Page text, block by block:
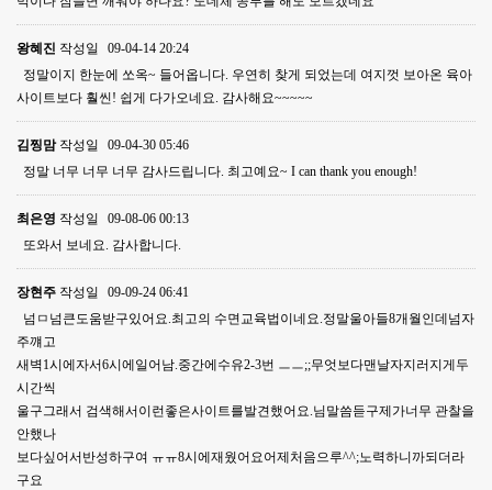
왕혜진 작성일
09-04-14 20:24
정말이지 한눈에 쏘옥~ 들어옵니다. 우연히 찾게 되었는데 여지껏 보아온 육아
사이트보다 훨씬! 쉽게 다가오네요. 감사해요~~~~~
김찡맘 작성일
09-04-30 05:46
정말 너무 너무 너무 감사드립니다. 최고예요~ I can thank you enough!
최은영 작성일
09-08-06 00:13
또와서 보네요. 감사합니다.
장현주 작성일
09-09-24 06:41
넘ㅁ넘큰도움받구있어요.최고의 수면교육법이네요.정말울아들8개월인데넘자
주꺠고
새벽1시에자서6시에일어남.중간에수유2-3번 ㅡㅡ;;무엇보다맨날자지러지게두
시간씩
울구그래서 검색해서이런좋은사이트를발견했어요.님말씀듣구제가너무 관찰을
안했나
보다싶어서반성하구여 ㅠㅠ8시에재웠어요어제처음으루^^;노력하니까되더라
구요